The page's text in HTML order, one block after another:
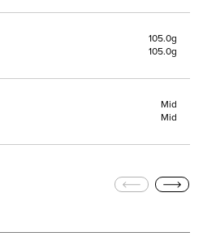
105.0g
105.0g
Mid
Mid